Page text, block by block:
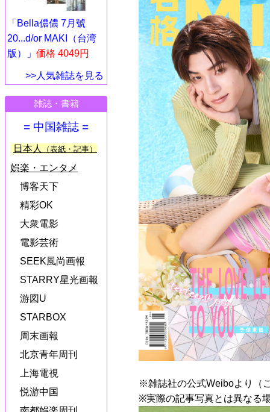
「Bella儂儂 7月號
20...d/or MAKI（台湾
版）」 価格 4049円
>>人気雑誌を見る
雑誌・書籍
= 中国雑誌 =
日本人 （表紙・記事）
娯楽・エンタメ
博客天下
精彩OK
大衆電影
電影芸術
SEEK風尚画報
STARRY星光画報
游図U
STARBOX
周末画報
北京青年周刊
上海電視
悦游中国
※雑誌社の公式Weiboより（
※実際の記事写真とは異なる